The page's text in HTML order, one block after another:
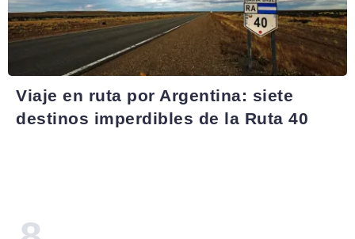
Viaje en ruta por Argentina: siete
destinos imperdibles de la Ruta 40